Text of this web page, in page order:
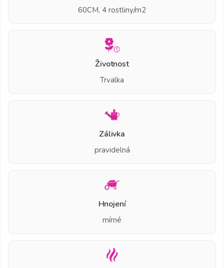
60CM, 4 rostliny/m2
Životnost
Trvalka
Zálivka
pravidelná
Hnojení
mírné